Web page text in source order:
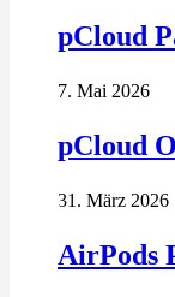
pCloud
7. Mai 2026
pCloud
31. März 2026
AirPods